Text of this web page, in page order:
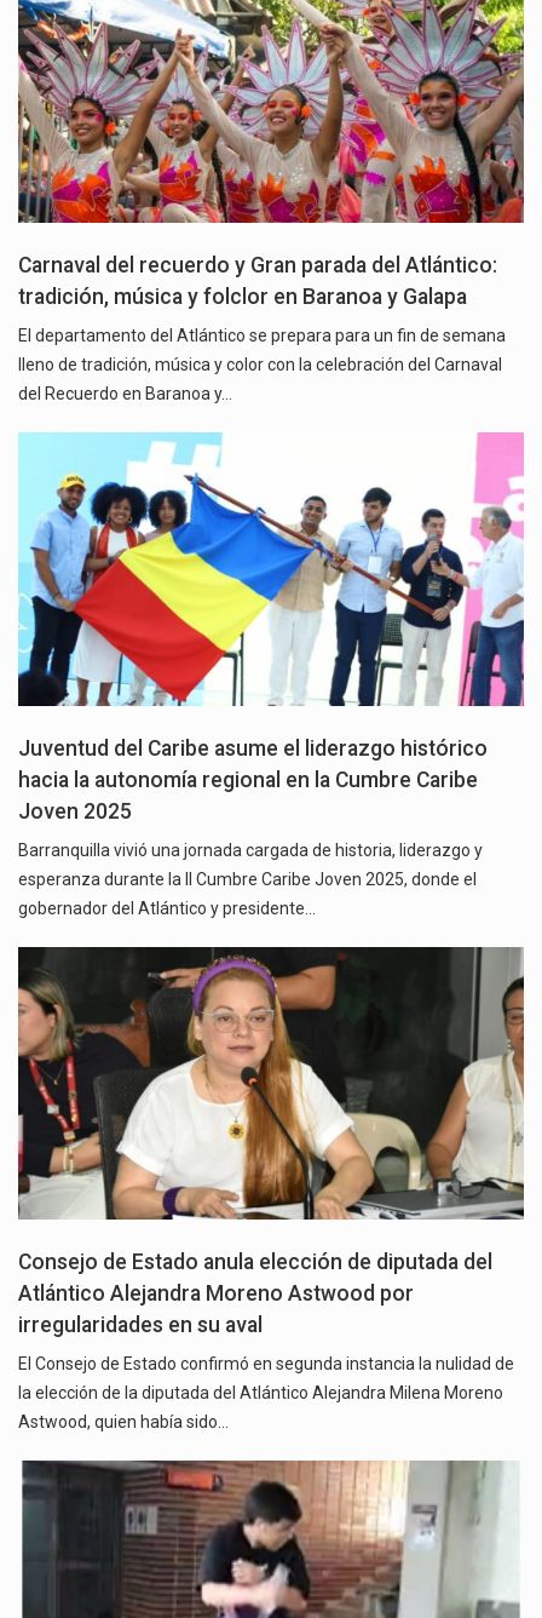
Carnaval del recuerdo y Gran parada del Atlántico:
tradición, música y folclor en Baranoa y Galapa
El departamento del Atlántico se prepara para un fin de semana
lleno de tradición, música y color con la celebración del Carnaval
del Recuerdo en Baranoa y…
Juventud del Caribe asume el liderazgo histórico
hacia la autonomía regional en la Cumbre Caribe
Joven 2025
Barranquilla vivió una jornada cargada de historia, liderazgo y
esperanza durante la II Cumbre Caribe Joven 2025, donde el
gobernador del Atlántico y presidente…
Consejo de Estado anula elección de diputada del
Atlántico Alejandra Moreno Astwood por
irregularidades en su aval
El Consejo de Estado confirmó en segunda instancia la nulidad de
la elección de la diputada del Atlántico Alejandra Milena Moreno
Astwood, quien había sido…